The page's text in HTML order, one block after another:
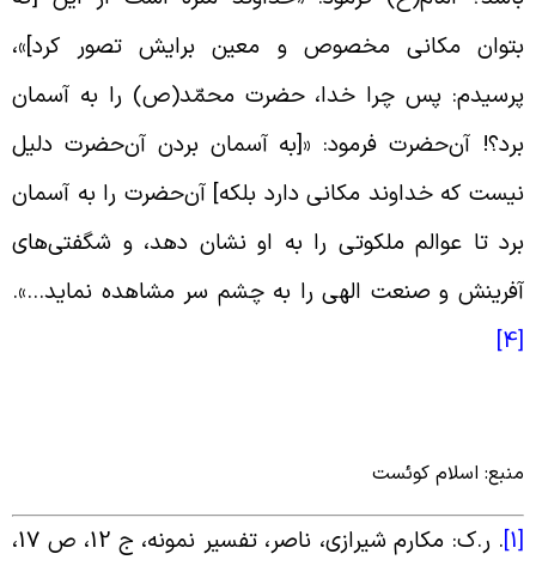
مکانى مخصوص و معین برایش تصور کرد]»،
پس چرا خدا، حضرت محمّد(ص) را به آسمان
آن‌حضرت فرمود: «[به آسمان بردن آن‌حضرت دلیل
که خداوند مکانى دارد بلکه] آن‌حضرت را به آسمان
تا عوالم ملکوتى را به او نشان دهد، و شگفتی‌‌های
و صنعت الهى را به چشم سر مشاهده نماید…».
اسلام کوئست
. ر.ک: مکارم شیرازی، ناصر، تفسیر نمونه، ج 12، ص 17،